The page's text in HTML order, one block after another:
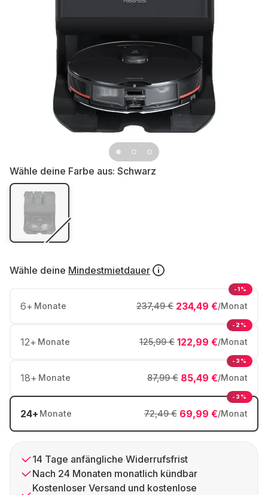
Wähle deine Farbe aus: Schwarz
Wähle deine Mindestmietdauer
6+ Monate 234,49 €/Monat
237,49 €
-1%
12+ Monate 122,99 €/Monat
125,99 €
-2%
18+ Monate 85,49 €/Monat
87,99 €
-3%
24+ Monate 69,99 €/Monat
72,49 €
-3%
14 Tage anfängliche Widerrufsfrist
Nach 24 Monaten monatlich kündbar
Kostenloser Versand und kostenlose